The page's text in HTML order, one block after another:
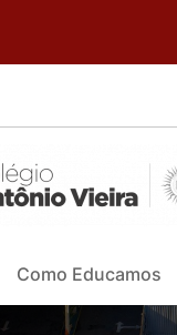
Como Educamos